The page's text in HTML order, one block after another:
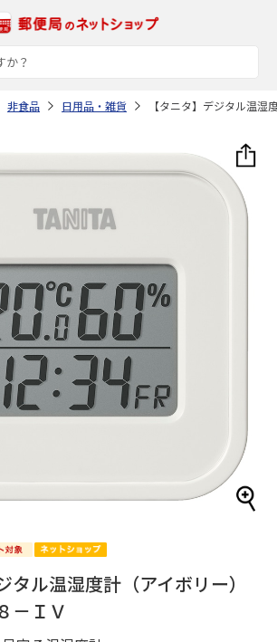
非食品 日用品・雑貨 【タニタ】デジタル温
タル温湿度計（アイボリー）
－ＩＶ